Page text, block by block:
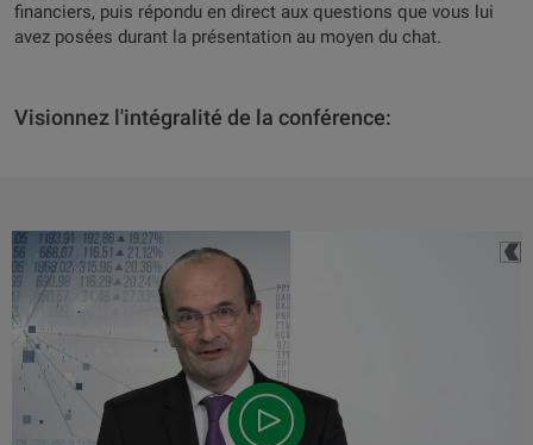
financiers, puis répondu en direct aux questions que vous lui
avez posées durant la présentation au moyen du chat.
Visionnez l'intégralité de la conférence: